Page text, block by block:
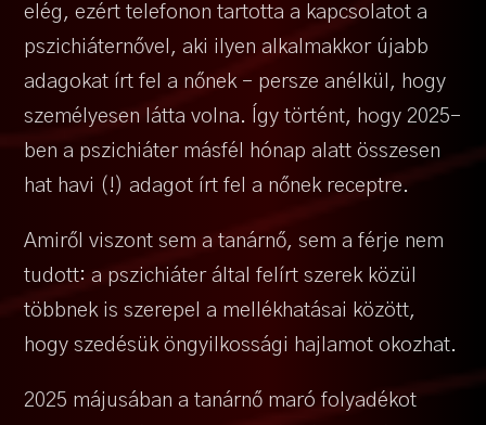
elég, ezért telefonon tartotta a kapcsolatot a
pszichiáternővel, aki ilyen alkalmakkor újabb
adagokat írt fel a nőnek – persze anélkül, hogy
személyesen látta volna. Így történt, hogy 2025-
ben a pszichiáter másfél hónap alatt összesen
hat havi (!) adagot írt fel a nőnek receptre.
Amiről viszont sem a tanárnő, sem a férje nem
tudott: a pszichiáter által felírt szerek közül
többnek is szerepel a mellékhatásai között,
hogy szedésük öngyilkossági hajlamot okozhat.
2025 májusában a tanárnő maró folyadékot